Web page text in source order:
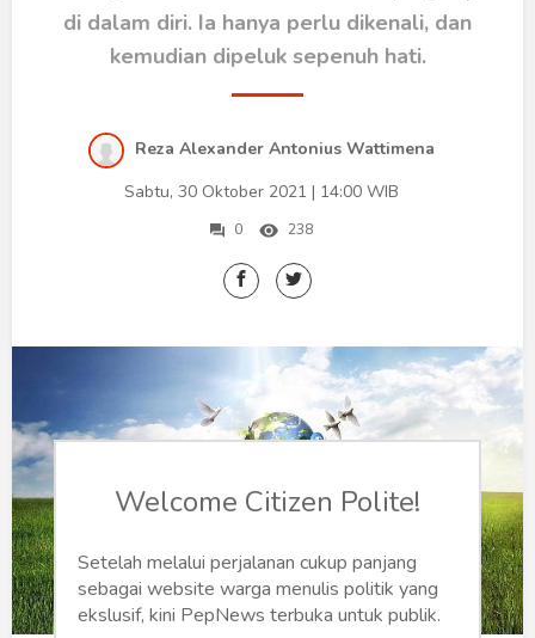
Bisnis
Sketsa
di dalam diri. Ia hanya perlu dikenali, dan
kemudian dipeluk sepenuh hati.
Reza Alexander Antonius Wattimena
Sabtu, 30 Oktober 2021 | 14:00 WIB
0 238
Welcome Citizen Polite!
Setelah melalui perjalanan cukup panjang
sebagai website warga menulis politik yang
ekslusif, kini PepNews terbuka untuk publik.